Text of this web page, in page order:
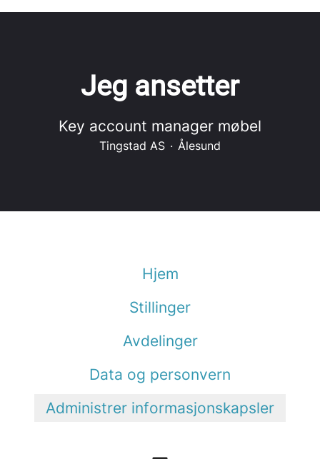
Jeg ansetter
Key account manager møbel
Tingstad AS · Ålesund
Hjem
Stillinger
Avdelinger
Data og personvern
Administrer informasjonskapsler